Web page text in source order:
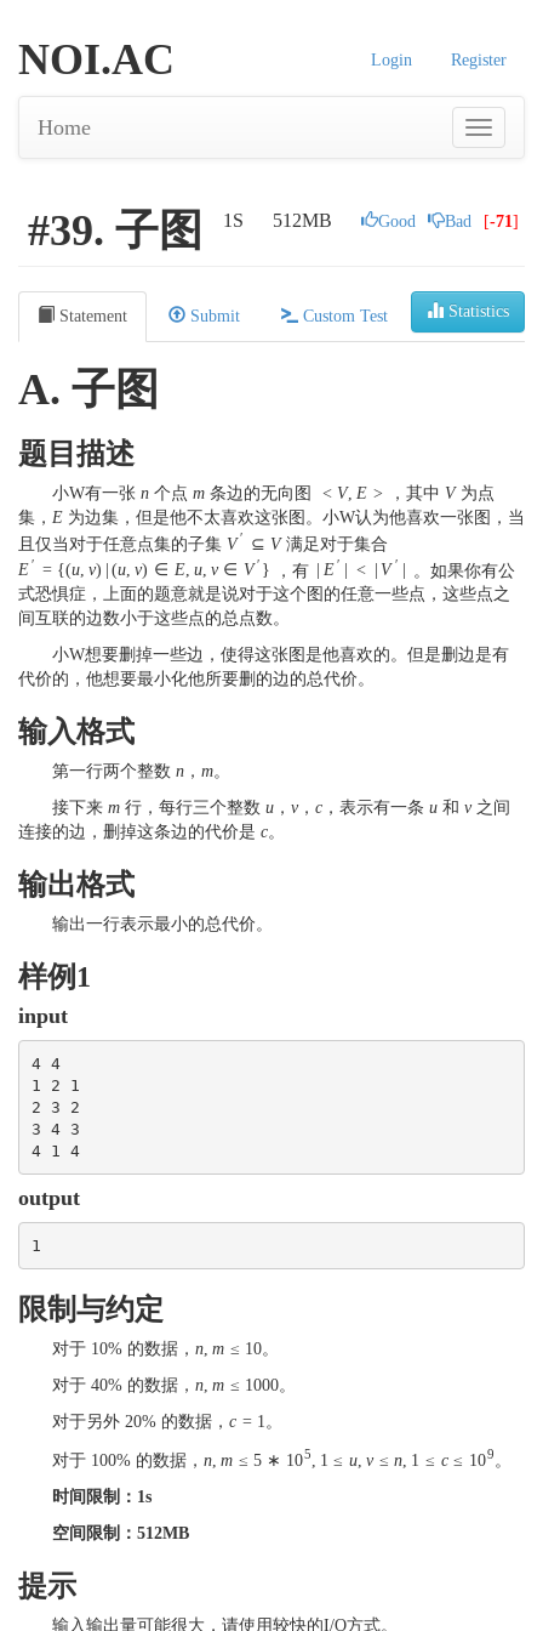
Login Register
NOI.AC
Home
1S 512MB Good Bad [-71]
#39. 子图
Statistics
Statement Submit Custom Test
A. 子图
题目描述
小W有一张 n 个点 m 条边的无向图 < V, E > ，其中 V为点
集， E 为边集，但是他不太喜欢这张图。小W认为他喜欢一张图，当
且仅当对于任意点集的子集 V′ ⊆ V满足对于集合
E′ = {(u, v) (u, v) ∈ E, u, v ∈ V′ } ，有 E′ < V ′
。如果你有公
式恐惧症，上面的题意就是说对于这个图的任意一些点，这些点之
间互联的边数小于这些点的总点数。
小W想要删掉一些边，使得这张图是他喜欢的。但是删边是有
代价的，他想要最小化他所要删的边的总代价。
输入格式
第一行两个整数 n ， m。
接下来 m 行，每行三个整数 u ， v， c ，表示有一条 u 和 v之间
连接的边，删掉这条边的代价是 c。
输出格式
输出一行表示最小的总代价。
样例1
input
4 4
1 2 1
2 3 2
3 4 3
4 1 4
output
1
限制与约定
对于 10% 的数据， n, m ≤ 10。
对于 40% 的数据， n, m ≤ 1000。
对于另外 20% 的数据， c = 1。
对于 100% 的数据， n m ≤ 5 ∗ 105 1 ≤ u, v ≤ n 1 ≤ c ≤ 109 。
时间限制：1s
空间限制：512MB
提示
输入输出量可能很大，请使用较快的I/O方式。